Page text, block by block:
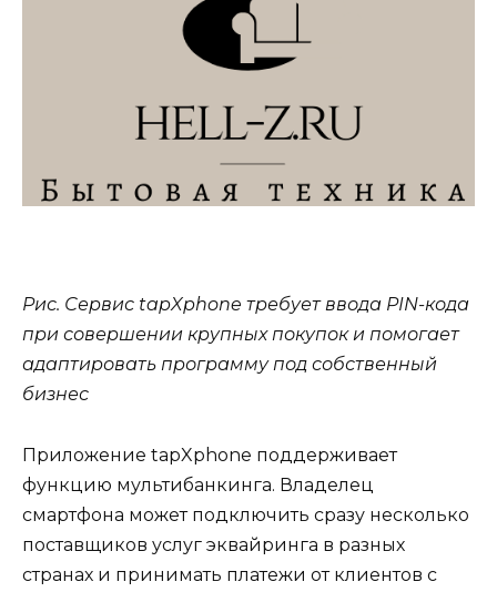
Рис. Сервис tapXphone требует ввода PIN-кода
при совершении крупных покупок и помогает
адаптировать программу под собственный
бизнес
Приложение tapXphone поддерживает
функцию мультибанкинга. Владелец
смартфона может подключить сразу несколько
поставщиков услуг эквайринга в разных
странах и принимать платежи от клиентов с